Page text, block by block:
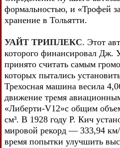
формальностью, и «Трофей
хранение в Тольятти.
УАЙТ ТРИПЛЕКС. Этот
которого финансировал Дж.
принято считать самым
которых пытались
Трехосная машина весила
движение тремя
«Либерти-V12»с общим
см³. В 1928 году Р. Кич
мировой рекорд — 333,94 км/
время попытки улучшить